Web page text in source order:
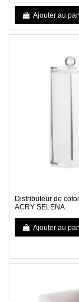
Ajouter au
Distributeur de
ACRY SELENA
Ajouter au